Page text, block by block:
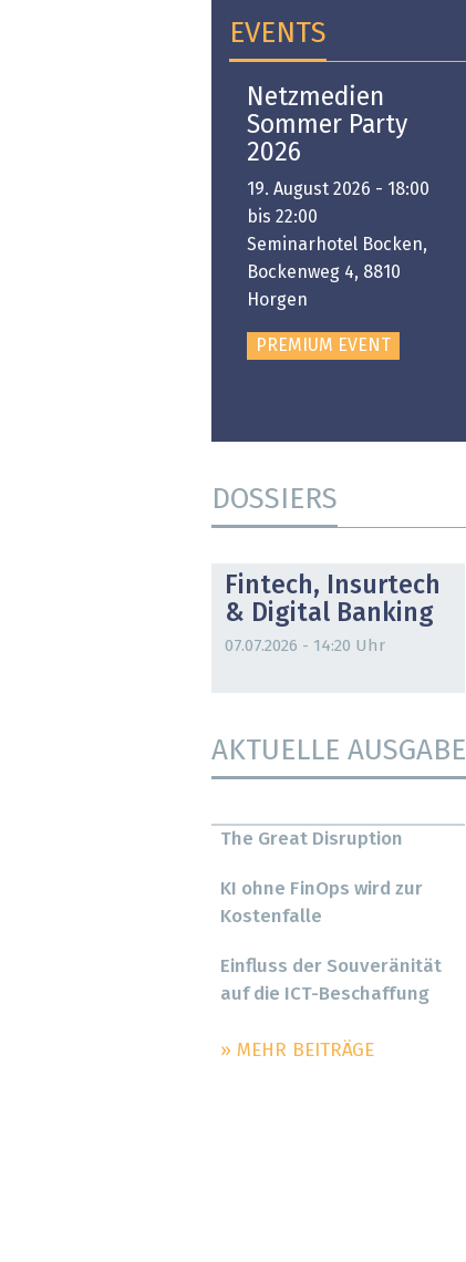
EVENTS
Netzmedien
Sommer Party
2026
19. August 2026 - 18:00
bis 22:00
Seminarhotel Bocken,
Bockenweg 4, 8810
Horgen
PREMIUM EVENT
DOSSIERS
Fintech, Insurtech
& Digital Banking
07.07.2026 - 14:20 Uhr
AKTUELLE AUSGABE
The Great Disruption
KI ohne FinOps wird zur
Kostenfalle
Einfluss der Souveränität
auf die ICT-Beschaffung
» MEHR BEITRÄGE